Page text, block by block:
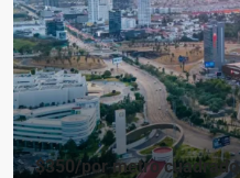
$350/por metro cuadrado